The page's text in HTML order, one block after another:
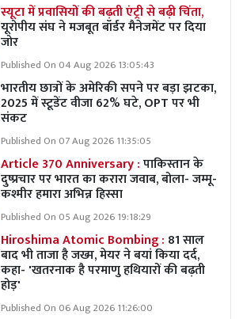
स्यूटा में प्रवासियों की बढ़ती एंट्री से बढ़ी चिंता,
यूरोपीय संघ ने मजबूत बॉर्डर मैनेजमेंट पर दिया
जोर
Published On 04 Aug 2026 13:05:43
भारतीय छात्रों के अमेरिकी सपने पर बड़ा झटका,
2025 में स्टूडेंट वीजा 62% घटे, OPT पर भी
संकट
Published On 07 Aug 2026 11:35:05
Article 370 Anniversary :पाकिस्तान के
दुष्प्रचार पर भारत का करारा जवाब, बोला- जम्मू-
कश्मीर हमारा अभिन्न हिस्सा
Published On 05 Aug 2026 19:18:29
Hiroshima Atomic Bombing : 81 साल
बाद भी ताजा है जख्म, मेयर ने बयां किया दर्द,
कहा- 'खतरनाक है परमाणु हथियारों की बढ़ती
होड़'
Published On 06 Aug 2026 11:26:00